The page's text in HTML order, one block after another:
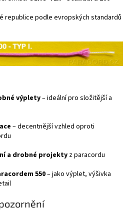
republice podle evropských standardů
výplety– ideální pro složitější a
– decentnější vzhled oproti
a drobné projektyz paracordu
550– jako výplet, výšivka